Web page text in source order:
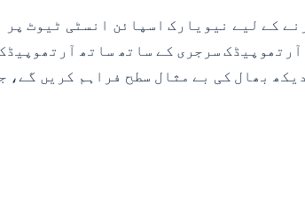
کے لیے نیویارک اسپائن انسٹی ٹیوٹ
سرجری کے ساتھ ساتھ
بھال کی بے مثال سطح فراہم کریں